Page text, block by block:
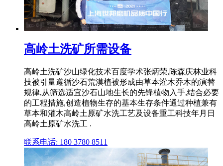
高岭土洗矿所需设备
高岭土洗矿沙山绿化技术百度学术张炳荣,陈森庆林业科
技被引量遵循沙石荒漠植被形成由草本灌木乔木的演替
规律,从筛选适宜沙石山地生长的先锋植物入手,结合必要
的工程措施,创造植物生存的基本生存条件通过种植兼有
草本和灌木高岭土原矿水洗工艺及设备重工科技年月日
高岭土原矿水洗工 .
联系电话: 180 3780 8511